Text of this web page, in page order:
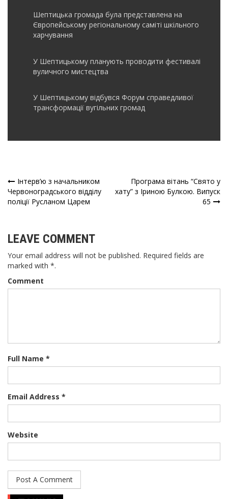
Шептицька громада була представлена на
Європейському регіональному саміті шкільного
харчування
У Шептицькому планують проводити фестивалі
вуличного мистецтва
У Шептицькому відбувся Форум справедливої
трансформації вугільних громад
Навігація
записів
Інтерв’ю з начальником
Червоноградського відділу
поліції Русланом Царем
Програма вітань “Свято у
хату” з Іриною Булкою. Випуск
65
LEAVE COMMENT
Your email address will not be published. Required fields are
marked with *.
Comment
Full Name *
Email Address *
Website